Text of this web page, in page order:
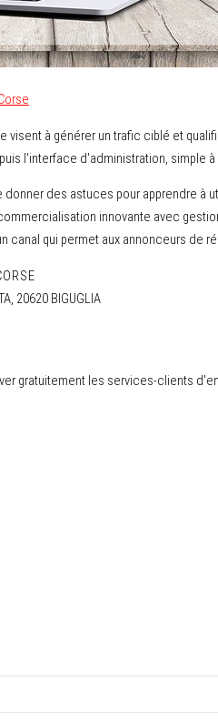
visent à générer un trafic ciblé et
l'interface d'administration, simple
donner des astuces pour apprendre
innovante avec
canal qui permet aux annonceurs
20620 BIGUGLIA
gratuitement les services-clients